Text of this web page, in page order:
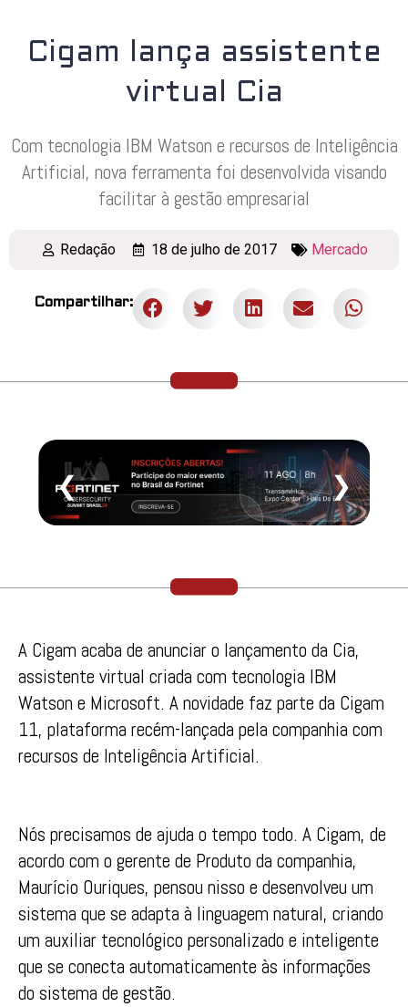
Cigam lança assistente
virtual Cia
Com tecnologia IBM Watson e recursos de Inteligência
Artificial, nova ferramenta foi desenvolvida visando
facilitar à gestão empresarial
Redação 18 de julho de 2017 Mercado
Compartilhar:
❮ ❯
A Cigam acaba de anunciar o lançamento da Cia,
assistente virtual criada com tecnologia IBM
Watson e Microsoft. A novidade faz parte da Cigam
11, plataforma recém-lançada pela companhia com
recursos de Inteligência Artificial.
Nós precisamos de ajuda o tempo todo. A Cigam, de
acordo com o gerente de Produto da companhia,
Maurício Ouriques, pensou nisso e desenvolveu um
sistema que se adapta à linguagem natural, criando
um auxiliar tecnológico personalizado e inteligente
que se conecta automaticamente às informações
do sistema de gestão.